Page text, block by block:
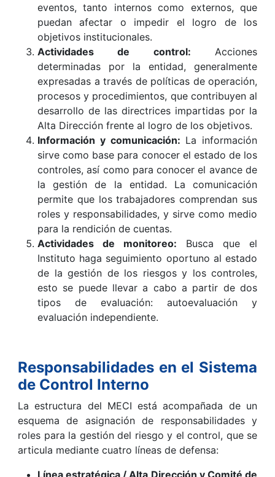
eventos, tanto internos como externos, que
puedan afectar o impedir el logro de los
objetivos institucionales.
Actividades de control: Acciones
determinadas por la entidad, generalmente
expresadas a través de políticas de operación,
procesos y procedimientos, que contribuyen al
desarrollo de las directrices impartidas por la
Alta Dirección frente al logro de los objetivos.
Información y comunicación: La información
sirve como base para conocer el estado de los
controles, así como para conocer el avance de
la gestión de la entidad. La comunicación
permite que los trabajadores comprendan sus
roles y responsabilidades, y sirve como medio
para la rendición de cuentas.
Actividades de monitoreo: Busca que el
Instituto haga seguimiento oportuno al estado
de la gestión de los riesgos y los controles,
esto se puede llevar a cabo a partir de dos
tipos de evaluación: autoevaluación y
evaluación independiente.
Responsabilidades en el Sistema
de Control Interno
La estructura del MECI está acompañada de un
esquema de asignación de responsabilidades y
roles para la gestión del riesgo y el control, que se
articula mediante cuatro líneas de defensa: